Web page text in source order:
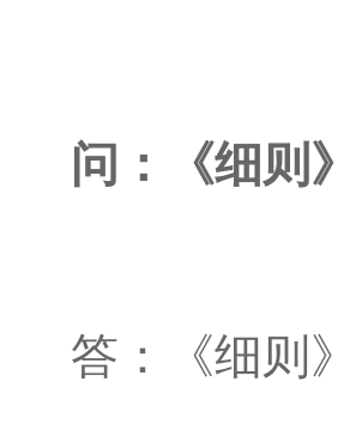
问：《细则》
答：《细则》